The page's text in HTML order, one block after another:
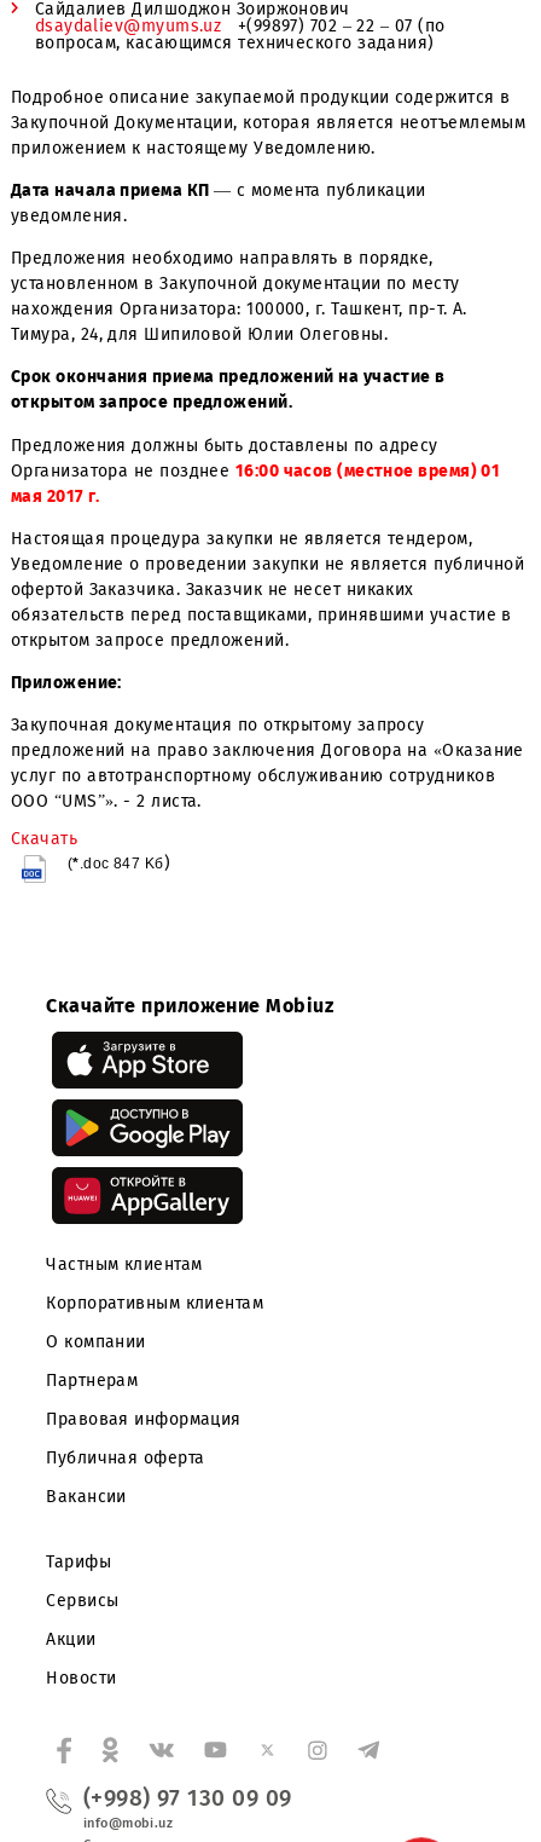
Фомина Ольга Аркадьевна,ofomina@myums.uz
420 – 04 – 80zakupki@myums.uz (по вопросам,
касающимся организации закупочной процедуры)
Сайдалиев Дилшоджон Зоиржонович
dsaydaliev@myums.uz+(99897) 702 – 22 – 07 (по
вопросам, касающимся технического задания)
Подробное описание закупаемой продукции
Закупочной Документации, которая является
приложением к настоящему Уведомлению.
Дата начала приема КП— с момента публикации
уведомления.
Предложения необходимо направлять в порядке,
установленном в Закупочной документации по месту
нахождения Организатора: 100000, г. Ташкент, пр-т. А.
Тимура, 24, для Шипиловой Юлии Олеговны.
открытом запросе предложений.
Предложения должны быть доставлены по адресу
Организатора не позднее16:00 часов (местное время)
мая 2017 г.
Настоящая процедура закупки не является тендером,
Уведомление о проведении закупки не является
офертой Заказчика. Заказчик не несет никаких
обязательств перед поставщиками, принявшими
открытом запросе предложений.
Приложение:
Скачать
(*.doc 847 Kб )
Скачайте приложение Mobiuz
Частным клиентам
Партнерам
Правовая информация
Вакансии
Тарифы